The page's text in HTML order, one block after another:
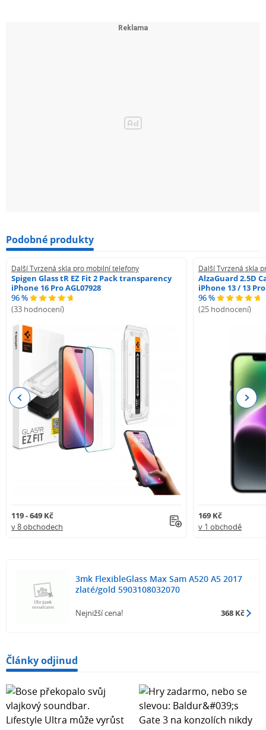
Podobné produkty
Další Tvrzená skla pro mobilní telefony
Spigen Glass tR EZ Fit 2 Pack transparency
iPhone 16 Pro AGL07928
96 %
(33 hodnocení)
119 - 649 Kč
v 8 obchodech
Další Tvrzená skla
AlzaGuard 2.5D
iPhone 13 / 13 Pro
96 %
(25 hodnocení)
169 Kč
v 1 obchodě
Previous Next
3mk FlexibleGlass Max Sam A520 A5 2017
zlaté/gold 5903108032070
Nejnižší cena! 368 Kč
Články odjinud